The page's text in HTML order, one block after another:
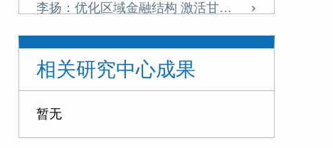
李扬：优化区域金融结构 激活甘肃高质量发展新动能
李扬：当前中国经济运行的若干问题
“稳定币”五议
加强中国特色金融发展之路的文化支撑
相关研究中心成果
暂无